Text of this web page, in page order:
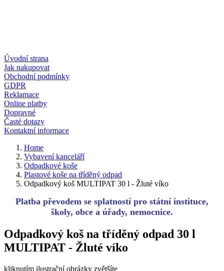
Úvodní strana
Jak nakupovat
Obchodní podmínky
GDPR
Reklamace
Online platby
Dopravné
Časté dotazy
Kontaktní informace
Home
Vybavení kanceláří
Odpadkové koše
Plastové koše na tříděný odpad
Odpadkový koš MULTIPAT 30 l - Žluté víko
Platba převodem se splatností pro státní instituce,
školy, obce a úřady, nemocnice.
Odpadkový koš na tříděný odpad 30 l
MULTIPAT - Žluté víko
kliknutím ilustrační obrázky zvětšíte